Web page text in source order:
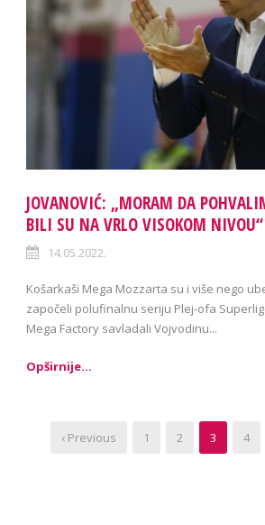
JOVANOVIĆ: „MORAM DA
BILI SU NA VRLO VISOKOM NIVOU“
14.05.2022.
Košarkaši Mega Mozzarta su i više nego
započeli polufinalnu seriju Plej-ofa
Mega Factory savladali Vojvodinu...
Opširnije...
‹ Previous 1 2 3 4